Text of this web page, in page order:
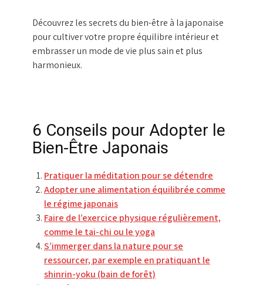
Découvrez les secrets du bien-être à la japonaise
pour cultiver votre propre équilibre intérieur et
embrasser un mode de vie plus sain et plus
harmonieux.
6 Conseils pour Adopter le
Bien-Être Japonais
Pratiquer la méditation pour se détendre
Adopter une alimentation équilibrée comme
le régime japonais
Faire de l’exercice physique régulièrement,
comme le tai-chi ou le yoga
S’immerger dans la nature pour se
ressourcer, par exemple en pratiquant le
shinrin-yoku (bain de forêt)